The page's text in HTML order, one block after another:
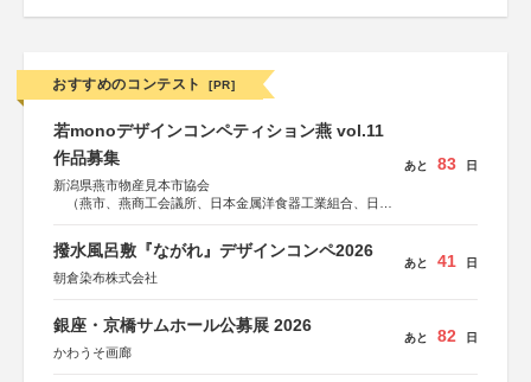
おすすめのコンテスト [PR]
若monoデザインコンペティション燕 vol.11
作品募集
新潟県燕市物産見本市協会
（燕市、燕商工会議所、日本金属洋食器工業組合、日本
あと 83 日
撥水風呂敷『ながれ』デザインコンペ2026
朝倉染布株式会社
あと 41 日
銀座・京橋サムホール公募展 2026
かわうそ画廊
あと 82 日